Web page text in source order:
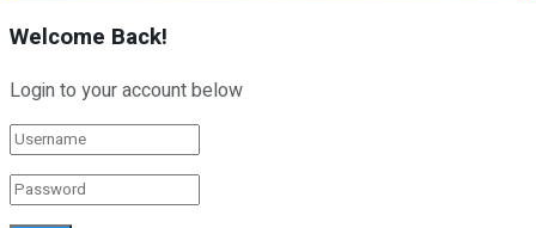
Welcome Back!
Login to your account below